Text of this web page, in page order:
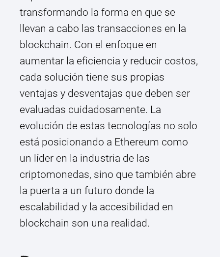
transformando la forma en que se
llevan a cabo las transacciones en la
blockchain. Con el enfoque en
aumentar la eficiencia y reducir costos,
cada solución tiene sus propias
ventajas y desventajas que deben ser
evaluadas cuidadosamente. La
evolución de estas tecnologías no solo
está posicionando a Ethereum como
un líder en la industria de las
criptomonedas, sino que también abre
la puerta a un futuro donde la
escalabilidad y la accesibilidad en
blockchain son una realidad.